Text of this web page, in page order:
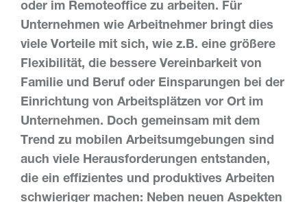
oder im Remoteoffice zu arbeiten. Für
Unternehmen wie Arbeitnehmer bringt dies
viele Vorteile mit sich, wie z.B. eine größere
Flexibilität, die bessere Vereinbarkeit von
Familie und Beruf oder Einsparungen bei der
Einrichtung von Arbeitsplätzen vor Ort im
Unternehmen. Doch gemeinsam mit dem
Trend zu mobilen Arbeitsumgebungen sind
auch viele Herausforderungen entstanden,
die ein effizientes und produktives Arbeiten
schwieriger machen: Neben neuen Aspekten